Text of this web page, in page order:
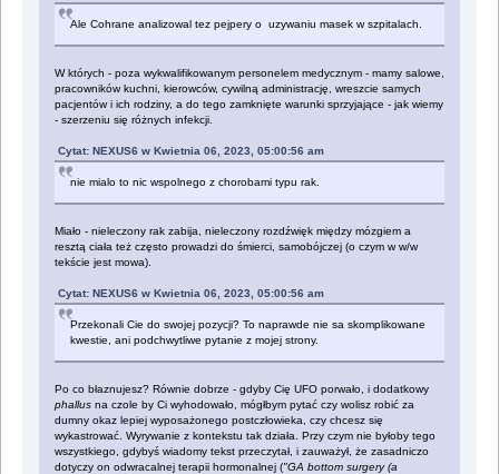
Ale Cohrane analizowal tez pejpery o uzywaniu masek w szpitalach.
W których - poza wykwalifikowanym personelem medycznym - mamy salowe,
pracowników kuchni, kierowców, cywilną administrację, wreszcie samych
pacjentów i ich rodziny, a do tego zamknięte warunki sprzyjające - jak wiemy
- szerzeniu się różnych infekcji.
Cytat: NEXUS6 w Kwietnia 06, 2023, 05:00:56 am
nie mialo to nic wspolnego z chorobami typu rak.
Miało - nieleczony rak zabija, nieleczony rozdźwięk między mózgiem a
resztą ciała też często prowadzi do śmierci, samobójczej (o czym w w/w
tekście jest mowa).
Cytat: NEXUS6 w Kwietnia 06, 2023, 05:00:56 am
Przekonali Cie do swojej pozycji? To naprawde nie sa skomplikowane
kwestie, ani podchwytliwe pytanie z mojej strony.
Po co błaznujesz? Równie dobrze - gdyby Cię UFO porwało, i dodatkowy
phallusna czole by Ci wyhodowało, mógłbym pytać czy wolisz robić za
dumny okaz lepiej wyposażonego postczłowieka, czy chcesz się
wykastrować. Wyrywanie z kontekstu tak działa. Przy czym nie byłoby tego
wszystkiego, gdybyś wiadomy tekst przeczytał, i zauważył, że zasadniczo
dotyczy on odwracalnej terapii hormonalnej ("GA bottom surgery (a